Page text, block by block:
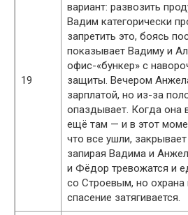
19
вариант: развозить
Вадим категорически
запретить это, боясь
показывает Вадиму и
офис-«бункер» с
защиты. Вечером
зарплатой, но из-за
опаздывает. Когда она
ещё там — и в этот
что все ушли,
запирая Вадима и
и Фёдор тревожатся и
со Строевым, но охрана
спасение затягивается.